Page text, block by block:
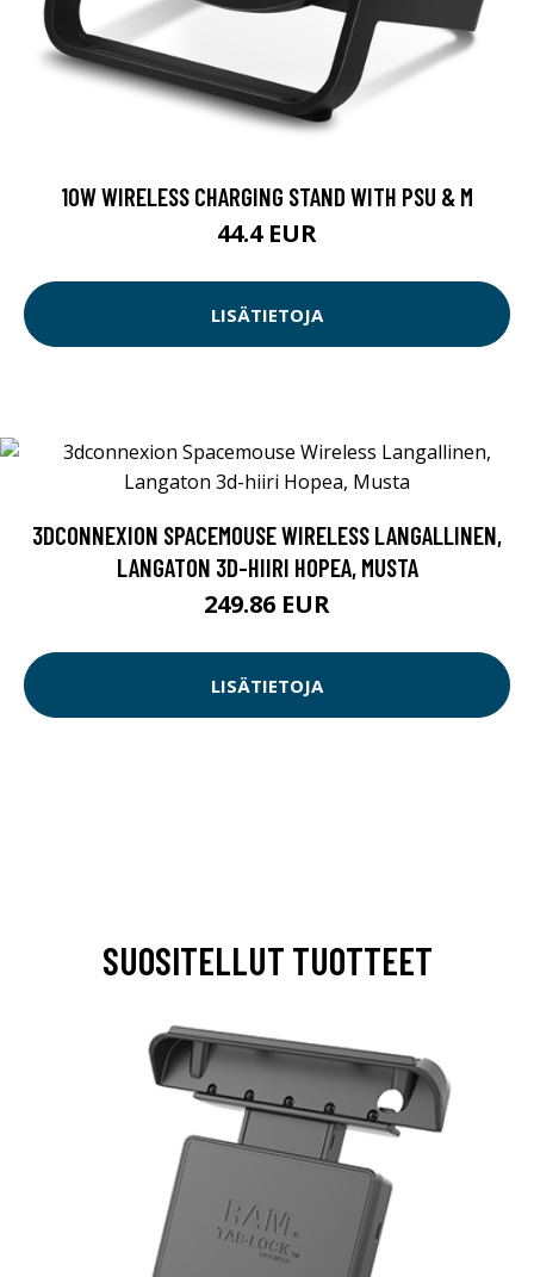
10W WIRELESS CHARGING STAND WITH PSU & M
44.4 EUR
LISÄTIETOJA
3DCONNEXION SPACEMOUSE WIRELESS LANGALLINEN,
LANGATON 3D-HIIRI HOPEA, MUSTA
249.86 EUR
LISÄTIETOJA
SUOSITELLUT TUOTTEET